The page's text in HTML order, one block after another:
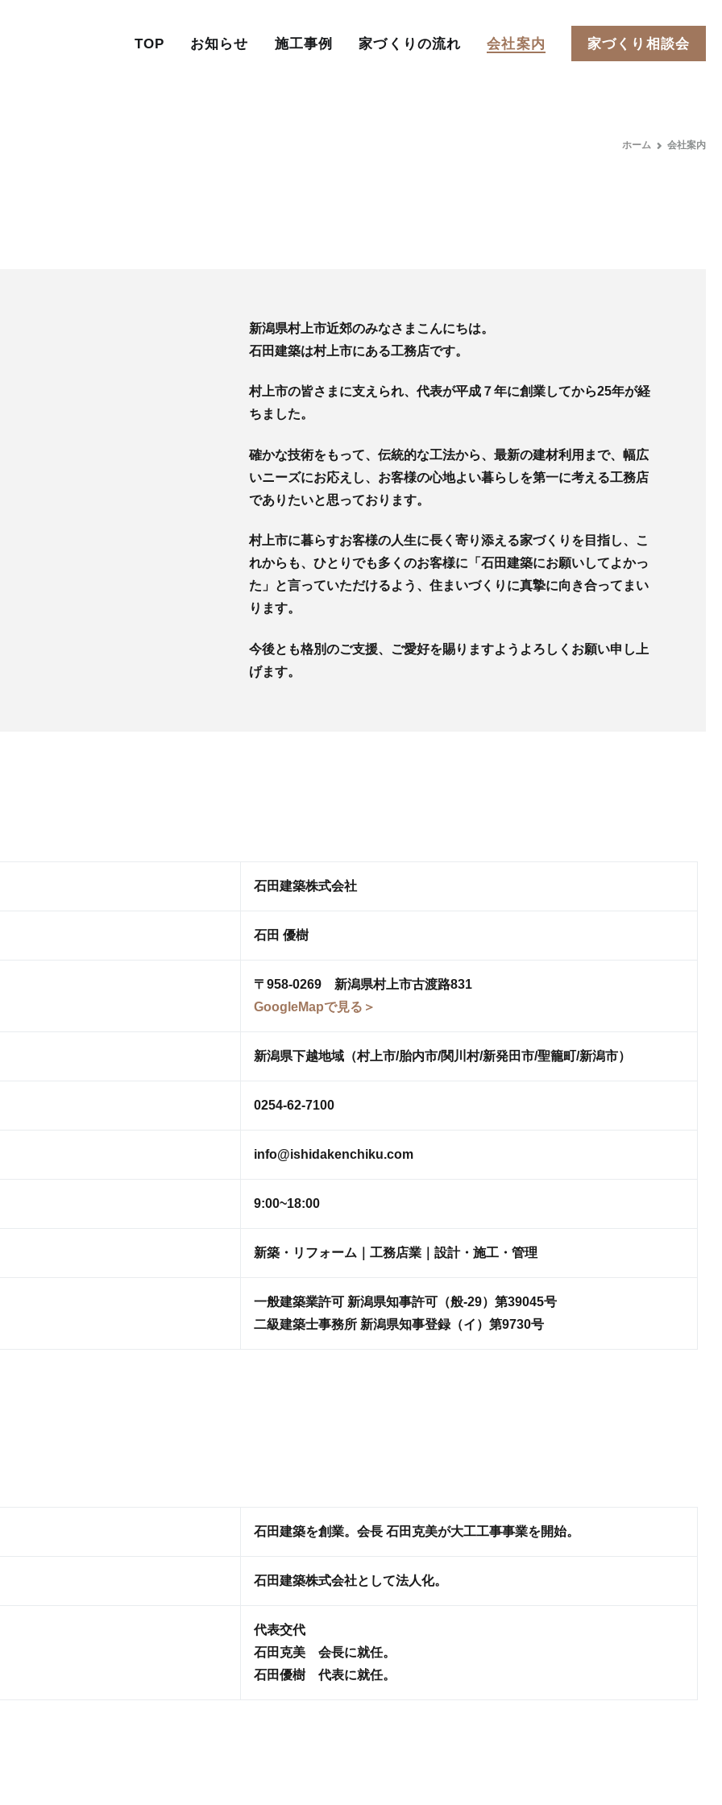
TOP お知らせ 施工事例 家づくりの流れ 会社案内 家づくり相談会
ホーム 会社案内
新潟県村上市近郊のみなさまこんにちは。
石田建築は村上市にある工務店です。
村上市の皆さまに支えられ、代表が平成７年に創業してから25年が経
ちました。
確かな技術をもって、伝統的な工法から、最新の建材利用まで、幅広
いニーズにお応えし、お客様の心地よい暮らしを第一に考える工務店
でありたいと思っております。
村上市に暮らすお客様の人生に長く寄り添える家づくりを目指し、こ
れからも、ひとりでも多くのお客様に「石田建築にお願いしてよかっ
た」と言っていただけるよう、住まいづくりに真摯に向き合ってまい
ります。
今後とも格別のご支援、ご愛好を賜りますようよろしくお願い申し上
げます。
石田建築株式会社
石田 優樹
〒958-0269 新潟県村上市古渡路831
GoogleMapで見る＞
新潟県下越地域（村上市/胎内市/関川村/新発田市/聖籠町/新潟市）
0254-62-7100
info@ishidakenchiku.com
9:00~18:00
新築・リフォーム｜工務店業｜設計・施工・管理
一般建築業許可 新潟県知事許可（般-29）第39045号
二級建築士事務所 新潟県知事登録（イ）第9730号
石田建築を創業。会長 石田克美が大工工事事業を開始。
石田建築株式会社として法人化。
代表交代
石田克美 会長に就任。
石田優樹 代表に就任。